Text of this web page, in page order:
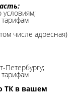
условиям;
числе адресная)
Петербургу;
ТК в вашем